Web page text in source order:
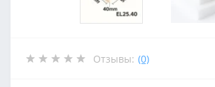
Отзывы: (0)